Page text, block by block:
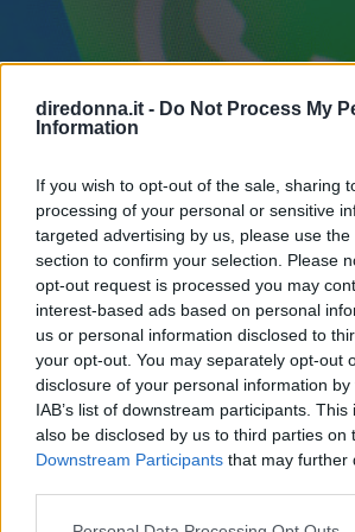
diredonna.it - Do Not Process My
Information
If you wish to opt-out of the sale, sharing
processing of your personal or sensitive
targeted advertising by us, please use
section to confirm your selection. Please
opt-out request is processed you may
interest-based ads based on personal
us or personal information disclosed to
your opt-out. You may separately opt-out
disclosure of your personal information
IAB’s list of downstream participants.
also be disclosed by us to third parties on
Downstream Participants that may further
Please note that this website/app uses
GOSSIP
Fatti notare! Le frasi
WhatsApp che tutti